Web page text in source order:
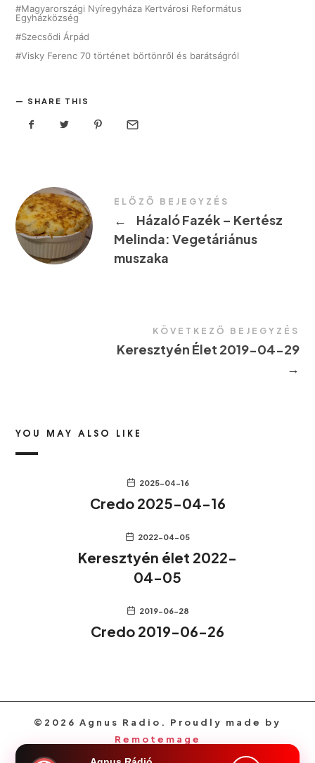
Magyarországi Nyíregyháza Kertvárosi Református
Egyházközség
Szecsődi Árpád
Visky Ferenc 70 történet börtönről és barátságról
SHARE THIS
ELŐZŐ BEJEGYZÉS
←
Házaló Fazék – Kertész
Melinda: Vegetáriánus
muszaka
KÖVETKEZŐ BEJEGYZÉS
Keresztyén Élet 2019-04-29
→
YOU MAY ALSO LIKE
2025-04-16
Credo 2025-04-16
2022-04-05
Keresztyén élet 2022-
04-05
2019-06-28
Credo 2019-06-26
©2026 Agnus Radio. Proudly made by
Remotemage